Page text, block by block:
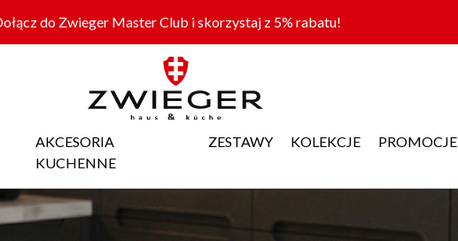
do Zwieger Master Club i skorzystaj z 5% rabatu!
AKCESORIA
KUCHENNE
ZESTAWY KOLEKCJE PROMOCJE